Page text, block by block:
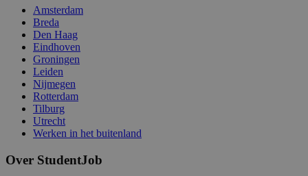
Amsterdam
Breda
Den Haag
Eindhoven
Groningen
Leiden
Nijmegen
Rotterdam
Tilburg
Utrecht
Werken in het buitenland
Over StudentJob